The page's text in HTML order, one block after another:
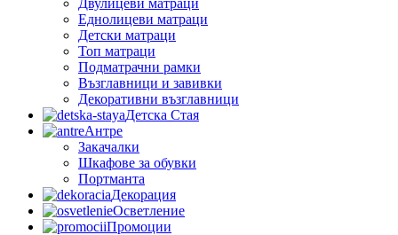
Еднолицеви матраци
Детски матраци
Топ матраци
Подматрачни рамки
Възглавници и завивки
Декоративни възглавници
Детска Стая
Антре
Закачалки
Шкафове за обувки
Портманта
Декорация
Осветление
Промоции